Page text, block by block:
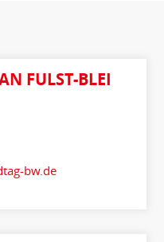
FULST-BLEI
bw.de